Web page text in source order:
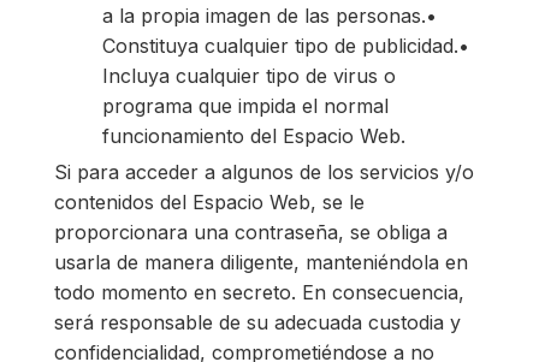
a la propia imagen de las personas.•
Constituya cualquier tipo de publicidad.•
Incluya cualquier tipo de virus o
programa que impida el normal
funcionamiento del Espacio Web.
Si para acceder a algunos de los servicios y/o
contenidos del Espacio Web, se le
proporcionara una contraseña, se obliga a
usarla de manera diligente, manteniéndola en
todo momento en secreto. En consecuencia,
será responsable de su adecuada custodia y
confidencialidad, comprometiéndose a no